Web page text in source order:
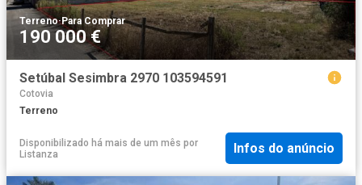
Terreno·Para Comprar
190 000 €
Setúbal Sesimbra 2970 103594591
Cotovia
Terreno
Disponibilizado há mais de um mês por
Listanza
Infos do anúncio